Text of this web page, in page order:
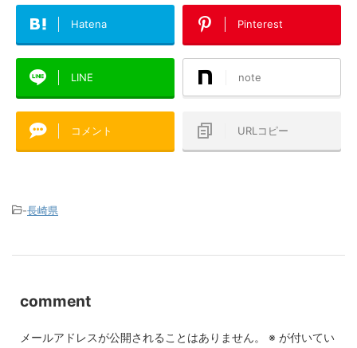
Hatena Pinterest
LINE note
コメント URLコピー
-長崎県
comment
メールアドレスが公開されることはありません。 ※ が付いてい